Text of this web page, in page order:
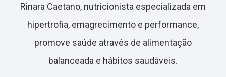
Rinara Caetano, nutricionista especializada em
hipertrofia, emagrecimento e performance,
promove saúde através de alimentação
balanceada e hábitos saudáveis.